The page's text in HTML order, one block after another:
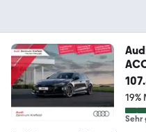
19%
Sehr